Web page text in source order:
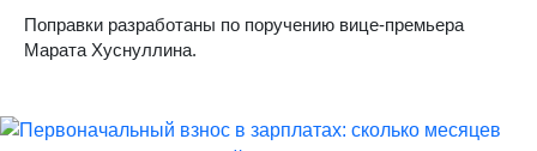
Поправки разработаны по поручению вице-премьера
Марата Хуснуллина.